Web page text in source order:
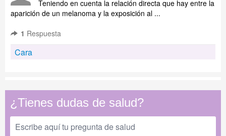
Teniendo en cuenta la relación directa que hay entre la
aparición de un melanoma y la exposición al ...
1 Respuesta
Cara
¿Tienes dudas de salud?